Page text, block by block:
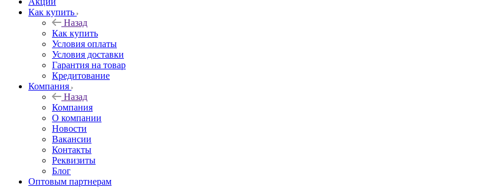
Как купить
Назад
Как купить
Условия оплаты
Условия доставки
Гарантия на товар
Кредитование
Компания
Назад
Компания
О компании
Новости
Вакансии
Контакты
Реквизиты
Блог
Оптовым партнерам